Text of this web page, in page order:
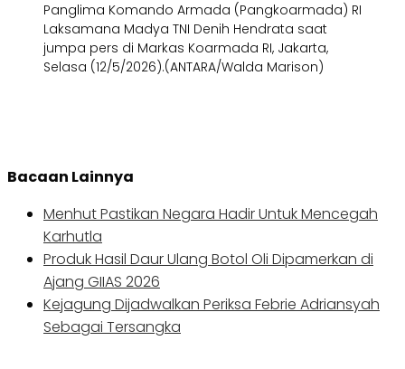
Panglima Komando Armada (Pangkoarmada) RI
Laksamana Madya TNI Denih Hendrata saat
jumpa pers di Markas Koarmada RI, Jakarta,
Selasa (12/5/2026).(ANTARA/Walda Marison)
Bacaan Lainnya
Menhut Pastikan Negara Hadir Untuk Mencegah
Karhutla
Produk Hasil Daur Ulang Botol Oli Dipamerkan di
Ajang GIIAS 2026
Kejagung Dijadwalkan Periksa Febrie Adriansyah
Sebagai Tersangka